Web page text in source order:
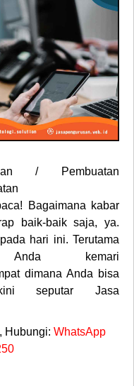
/ Pembuatan
Bagaimana kabar
baik-baik saja, ya.
hari ini. Terutama
Anda kemari
dimana Anda bisa
seputar Jasa
Hubungi: WhatsApp